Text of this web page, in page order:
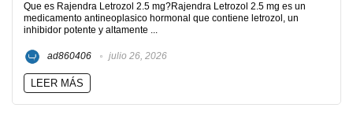
Que es Rajendra Letrozol 2.5 mg?Rajendra Letrozol 2.5 mg es un
medicamento antineoplasico hormonal que contiene letrozol, un
inhibidor potente y altamente ...
ad860406 julio 26, 2026
LEER MÁS